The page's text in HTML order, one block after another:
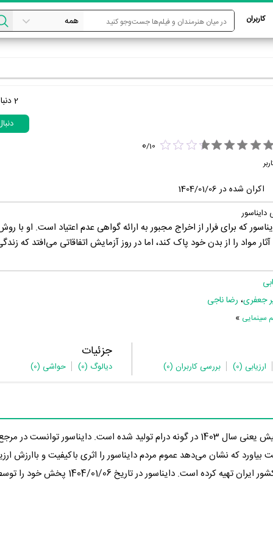
کاربران
2
0/10
اکران شده در 1404/01/06
که برای فرار از اخراج مجبور به ارائه گواهی عدم اعتیاد است. او با
مواد را از بدن خود پاک کند، اما در روز آزمایش اتفاقاتی می‌افتد که
جعفری، رضا ناجی
سینمایی »
ارزیابی (0) بررسی کاربران (0)
جزئیات
دیالوگ (0) حواشی (0)
در 1 سال پیش یعنی سال 1403 در گونه درام تولید شده است. دایناسور توانست
تهیه‌کننده دایناسور این فیلم را، به‌عنوان محصول کشور ایران تهیه کرده